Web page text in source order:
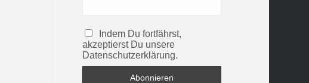
Indem Du fortfährst,
akzeptierst Du unsere
Datenschutzerklärung.